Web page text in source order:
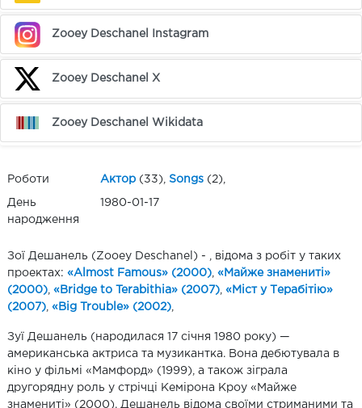
Zooey Deschanel Instagram
Zooey Deschanel X
Zooey Deschanel Wikidata
Роботи Актор (33), Songs (2),
День
народження
1980-01-17
Зої Дешанель (Zooey Deschanel) - , відома з робіт у таких
проектах: «Almost Famous» (2000) «Майже знамениті»
(2000) «Bridge to Terabithia» (2007) «Міст у Терабітію»
(2007) «Big Trouble» (2002)
Зуї Дешанель (народилася 17 січня 1980 року) —
американська актриса та музикантка. Вона дебютувала в
кіно у фільмі «Мамфорд» (1999), а також зіграла
другорядну роль у стрічці Кемірона Кроу «Майже
знамениті» (2000). Дешанель відома своїми стриманими та